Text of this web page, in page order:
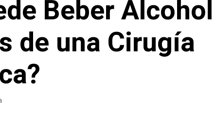
Beber Alcohol
de una Cirugía